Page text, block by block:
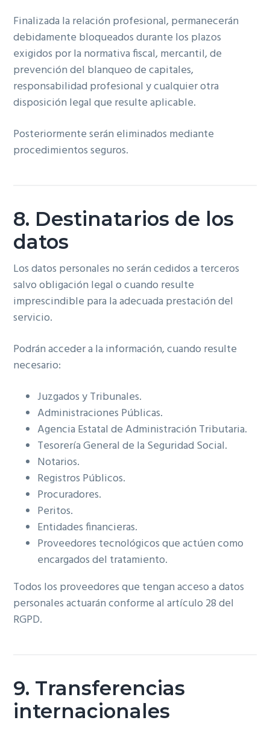
Finalizada la relación profesional, permanecerán
debidamente bloqueados durante los plazos
exigidos por la normativa fiscal, mercantil, de
prevención del blanqueo de capitales,
responsabilidad profesional y cualquier otra
disposición legal que resulte aplicable.
Posteriormente serán eliminados mediante
procedimientos seguros.
8. Destinatarios de los
datos
Los datos personales no serán cedidos a terceros
salvo obligación legal o cuando resulte
imprescindible para la adecuada prestación del
servicio.
Podrán acceder a la información, cuando resulte
necesario:
Juzgados y Tribunales.
Administraciones Públicas.
Agencia Estatal de Administración Tributaria.
Tesorería General de la Seguridad Social.
Notarios.
Registros Públicos.
Procuradores.
Peritos.
Entidades financieras.
Proveedores tecnológicos que actúen como
encargados del tratamiento.
Todos los proveedores que tengan acceso a datos
personales actuarán conforme al artículo 28 del
RGPD.
9. Transferencias
internacionales